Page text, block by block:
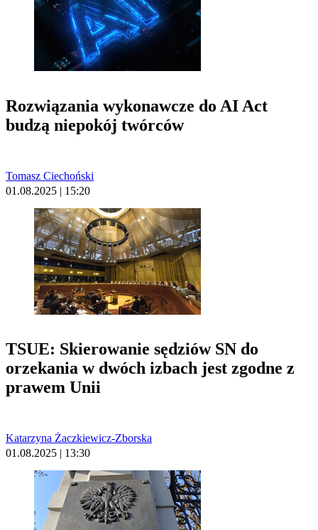
Rozwiązania wykonawcze do AI Act
budzą niepokój twórców
Tomasz Ciechoński
01.08.2025 | 15:20
TSUE: Skierowanie sędziów SN do
orzekania w dwóch izbach jest zgodne z
prawem Unii
Katarzyna Żaczkiewicz-Zborska
01.08.2025 | 13:30